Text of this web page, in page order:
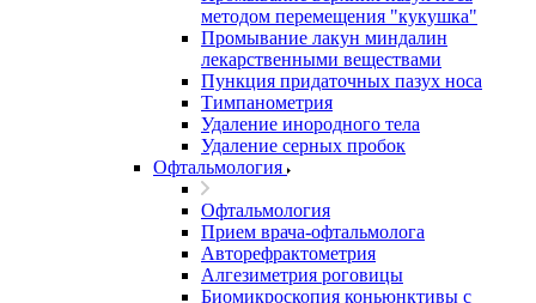
методом перемещения "кукушка"
Промывание лакун миндалин
лекарственными веществами
Пункция придаточных пазух носа
Тимпанометрия
Удаление инородного тела
Удаление серных пробок
Офтальмология
Офтальмология
Прием врача-офтальмолога
Авторефрактометрия
Алгезиметрия роговицы
Биомикроскопия коньюнктивы с